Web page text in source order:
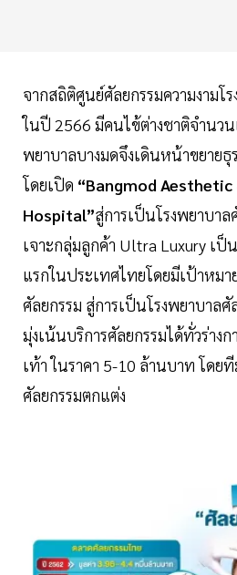
จากสถิติศูนย์ศัลยกรรมความงามโ
ในปี 2566 มีคนไข้ต่างชาติจำนว
พยาบาลบางมดจึงเดินหน้าขยายธุ
โดยเปิด “Bangmod Aesthetic
Hospital”สู่การเป็นโรงพยาบา
เจาะกลุ่มลูกค้า Ultra Luxury เ
แรกในประเทศไทยโดยมีเป้าหม
ศัลยกรรม สู่การเป็นโรงพยาบาล
มุ่งเน้นบริการศัลยกรรมได้ทั่วร่าง
เท้า ในราคา 5-10 ล้านบาท โด
ศัลยกรรมตกแต่ง